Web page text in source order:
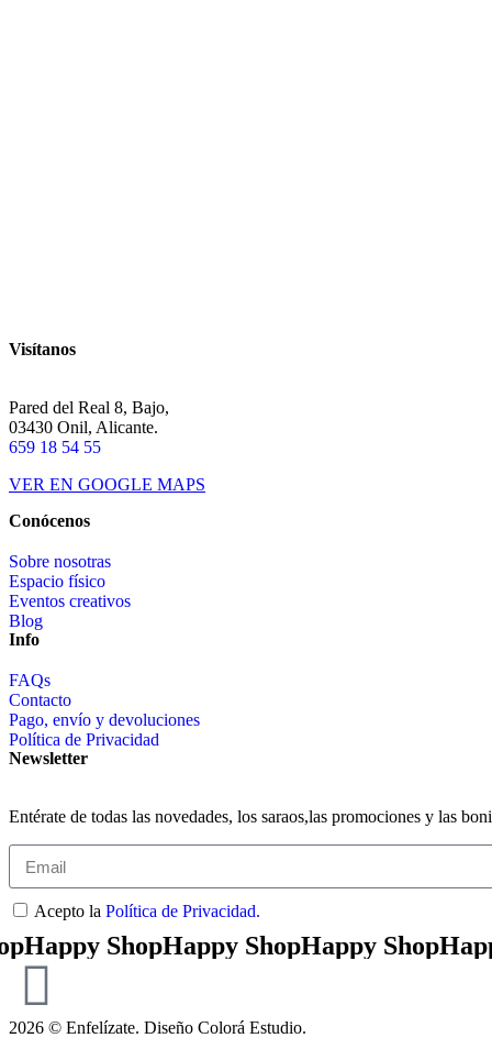
Visítanos
Pared del Real 8, Bajo,
03430 Onil, Alicante.
659 18 54 55
VER EN GOOGLE MAPS
Conócenos
Sobre nosotras
Espacio físico
Eventos creativos
Blog
Info
FAQs
Contacto
Pago, envío y devoluciones
Política de Privacidad
Newsletter
Entérate de todas las novedades, los saraos,las promociones y las
Acepto la Política de Privacidad.
Shop Happy Shop Happy Shop Happy
2026 © Enfelízate. Diseño Colorá Estudio.